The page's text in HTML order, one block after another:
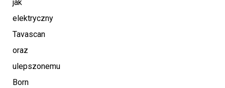
jak
elektryczny
Tavascan
oraz
ulepszonemu
Born